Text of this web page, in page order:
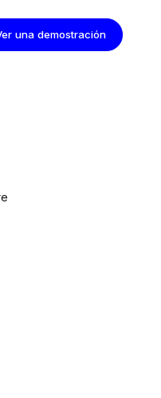
una demostración